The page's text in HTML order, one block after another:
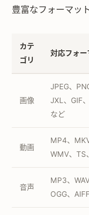
豊富なフォーマッ
カテ
ゴリ
対応フォー
画像
JPEG、
JXL、GIF
など
動画
MP4、
WMV、TS
音声
MP3、
OGG、